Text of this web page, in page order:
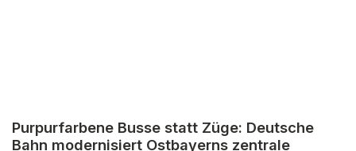
Purpurfarbene Busse statt Züge: Deutsche
Bahn modernisiert Ostbayerns zentrale